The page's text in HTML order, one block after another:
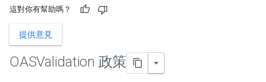
這對你有幫助嗎？
提供意見
OASValidation 政策